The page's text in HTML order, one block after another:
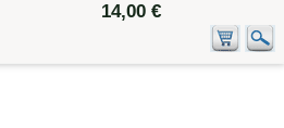
14,00 €